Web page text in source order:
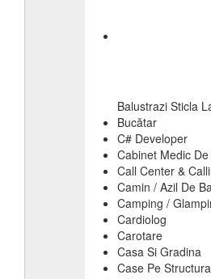
Balustrazi Sticla
Bucătar
C# Developer
Cabinet Medic
Call Center &
Camin / Azil De
Camping /
Cardiolog
Carotare
Casa Si Gradina
Case Pe